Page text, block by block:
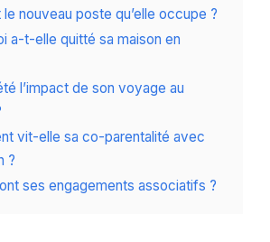
nouveau poste qu’elle occupe ?
a-t-elle quitté sa maison en
l’impact de son voyage au
vit-elle sa co-parentalité avec
?
ses engagements associatifs ?